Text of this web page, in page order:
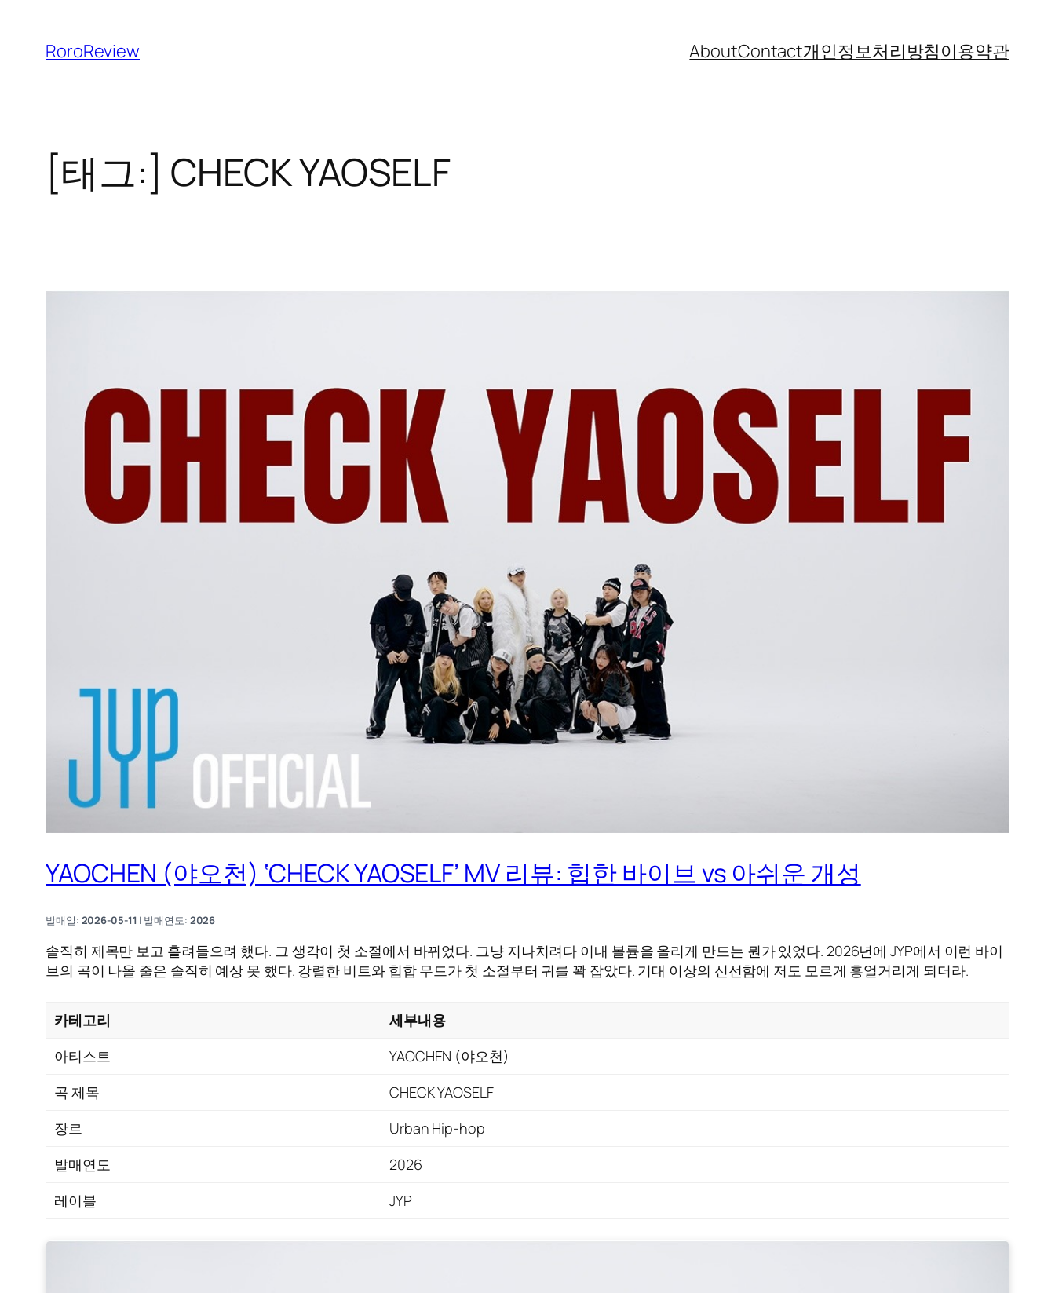
RoroReview AboutContact개인정보처리방침이용약관
[태그:] CHECK YAOSELF
YAOCHEN (야오천) ‘CHECK YAOSELF’ MV 리뷰: 힙한 바이브 vs 아쉬운 개성
발매일: 2026-05-11 | 발매연도: 2026
솔직히 제목만 보고 흘려들으려 했다. 그 생각이 첫 소절에서 바뀌었다. 그냥 지나치려다 이내 볼륨을 올리게 만드는 뭔가 있었다. 2026년에 JYP에서 이런 바이
브의 곡이 나올 줄은 솔직히 예상 못 했다. 강렬한 비트와 힙합 무드가 첫 소절부터 귀를 꽉 잡았다. 기대 이상의 신선함에 저도 모르게 흥얼거리게 되더라.
카테고리
세부내용
아티스트
YAOCHEN (야오천)
곡 제목
CHECK YAOSELF
장르
Urban Hip-hop
발매연도
2026
레이블
JYP